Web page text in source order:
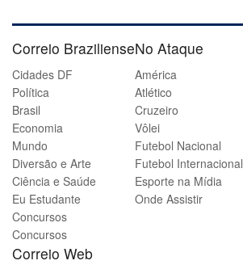
Correio Braziliense
Cidades DF
Política
Brasil
Economia
Mundo
Diversão e Arte
Ciência e Saúde
Eu Estudante
Concursos
Concursos
Correio Web
No Ataque
América
Atlético
Cruzeiro
Vôlei
Futebol Nacional
Futebol Internacional
Esporte na Mídia
Onde Assistir